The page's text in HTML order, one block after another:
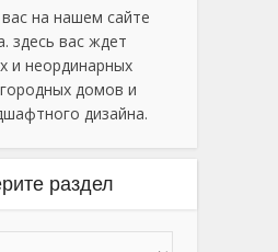
на нашем сайте
здесь вас ждет
и неординарных
домов и
дизайна.
раздел